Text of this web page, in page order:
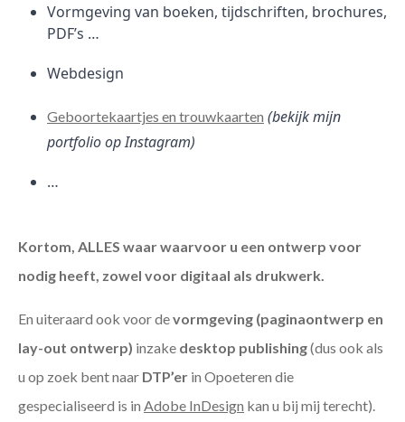
Vormgeving van boeken, tijdschriften, brochures,
PDF’s …
Webdesign
Geboortekaartjes en trouwkaarten (bekijk mijn
portfolio op Instagram)
…
Kortom, ALLES waar waarvoor u een ontwerp voor
nodig heeft, zowel voor digitaal als drukwerk.
En uiteraard ook voor devormgeving (paginaontwerp en
lay-out ontwerp) inzake desktop publishing(dus ook als
u op zoek bent naar DTP’er in Opoeteren die
gespecialiseerd is in Adobe InDesign kan u bij mij terecht).